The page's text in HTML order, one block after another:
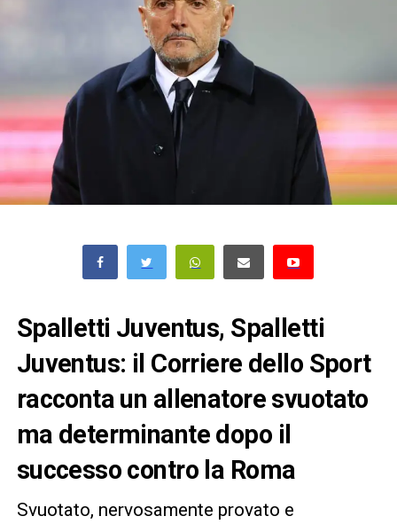
Spalletti Juventus, Spalletti
Juventus: il Corriere dello Sport
racconta un allenatore svuotato
ma determinante dopo il
successo contro la Roma
Svuotato, nervosamente provato e